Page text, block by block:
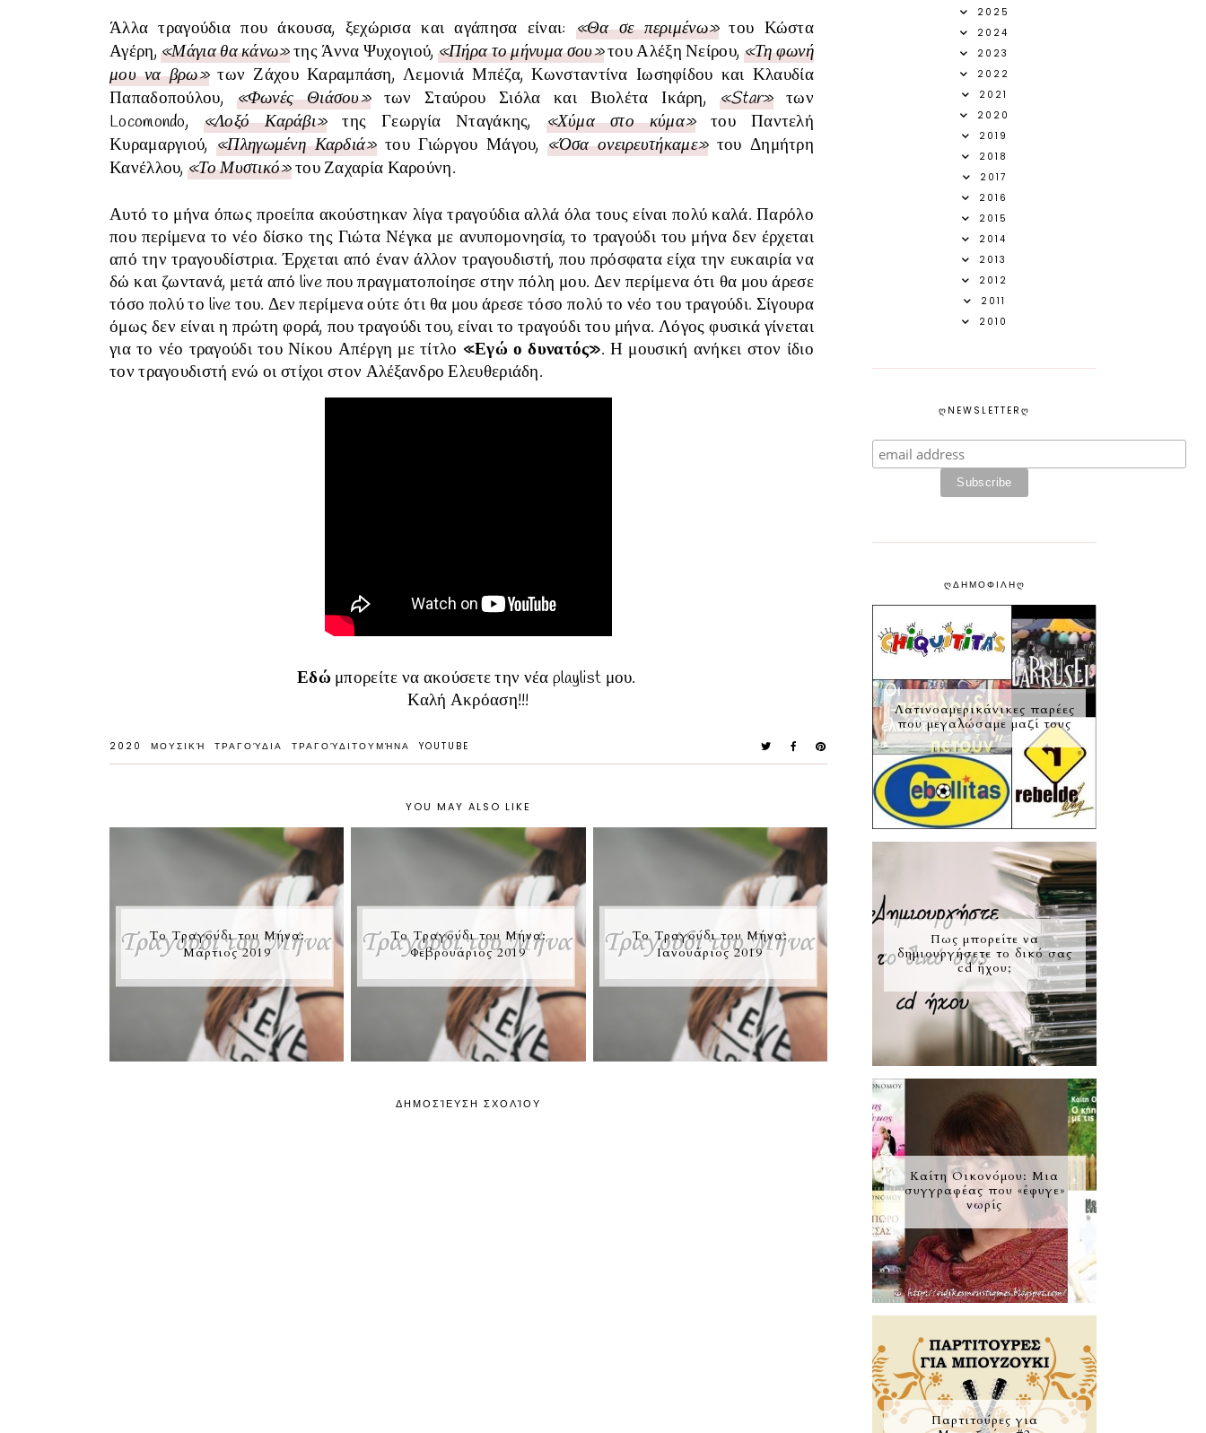
Άλλα τραγούδια που άκουσα, ξεχώρισα και αγάπησα είναι: «Θα σε περιμένω»του Κώστα
Αγέρη,«Μάγια θα κάνω»της Άννα Ψυχογιού, «Πήρα το μήνυμα σου»του Αλέξη Νείρου, «Τη φωνή
μου να βρω»των Ζάχου Καραμπάση, Λεμονιά Μπέζα, Κωνσταντίνα Ιωσηφίδου και Κλαυδία
Παπαδοπούλου, «Φωνές Θιάσου»των Σταύρου Σιόλα και Βιολέτα Ικάρη, «Star»των
Locomondo, «Λοξό Καράβι»της Γεωργία Νταγάκης, «Χύμα στο κύμα»του Παντελή
Κυραμαργιού,«Πληγωμένη Καρδιά»του Γιώργου Μάγου,«Όσα ονειρευτήκαμε»του Δημήτρη
Κανέλλου, «Το Μυστικό»του Ζαχαρία Καρούνη.
Αυτό το μήνα όπως προείπα ακούστηκαν λίγα τραγούδια αλλά όλα τους είναι πολύ καλά. Παρόλο
που περίμενα το νέο δίσκο της Γιώτα Νέγκα με ανυπομονησία, το τραγούδι του μήνα δεν έρχεται
από την τραγουδίστρια. Έρχεται από έναν άλλον τραγουδιστή, που πρόσφατα είχα την ευκαιρία να
δώ και ζωντανά, μετά από live που πραγματοποίησε στην πόλη μου. Δεν περίμενα ότι θα μου άρεσε
τόσο πολύ το live του. Δεν περίμενα ούτε ότι θα μου άρεσε τόσο πολύ το νέο του τραγούδι. Σίγουρα
όμως δεν είναι η πρώτη φορά, που τραγούδι του, είναι το τραγούδι του μήνα. Λόγος φυσικά γίνεται
για το νέο τραγούδι του Νίκου Απέργη με τίτλο «Εγώ ο δυνατός». Η μουσική ανήκει στον ίδιο
τον τραγουδιστή ενώ οι στίχοι στον Αλέξανδρο Ελευθεριάδη.
Εδώ μπορείτε να ακούσετε την νέα playlist μου.
Καλή Ακρόαση!!!
2020 ΜΟΥΣΙΚΉ ΤΡΑΓΟΎΔΙΑ ΤΡΑΓΟΎΔΙΤΟΥΜΉΝΑ YOUTUBE
YOU MAY ALSO LIKE
Το Τραγούδι του Μήνα:
Μάρτιος 2019
Το Τραγούδι του Μήνα:
Φεβρουάριος 2019
Το Τραγούδι του Μήνα:
Ιανουάριος 2019
ΔΗΜΟΣΊΕΥΣΗ ΣΧΟΛΊΟΥ
2025
2024
2023
2022
2021
2020
2019
2018
2017
2016
2015
2014
2013
2012
2011
2010
ᲦNEWSLETTERᲦ
ᲦΔΗΜΟΦΙΛΗᲦ
Λατινοαμερικάνικες παρέες
που μεγαλώσαμε μαζί τους
Πως μπορείτε να
δημιουργήσετε το δικό σας
cd ήχου;
Καίτη Οικονόμου: Μια
συγγραφέας που «έφυγε»
νωρίς
Παρτιτούρες για